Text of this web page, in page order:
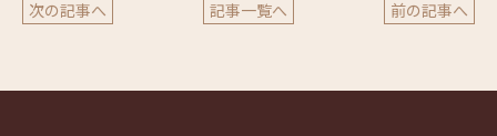
次の記事へ 記事一覧へ 前の記事へ